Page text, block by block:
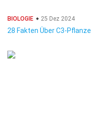
BIOLOGIE 25 Dez 2024
28 Fakten Über C3-Pflanze